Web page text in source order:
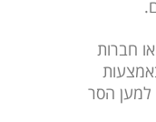
חברות
למען הסר